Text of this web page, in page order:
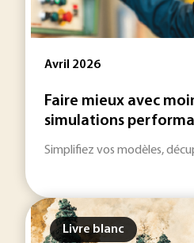
Avril 2026
Faire mieux avec
simulations
Simplifiez vos modèles,
Livre blanc